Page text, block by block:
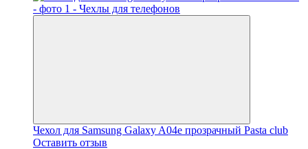
Чехол для Samsung Galaxy A04e прозрачный Pasta club
Оставить отзыв